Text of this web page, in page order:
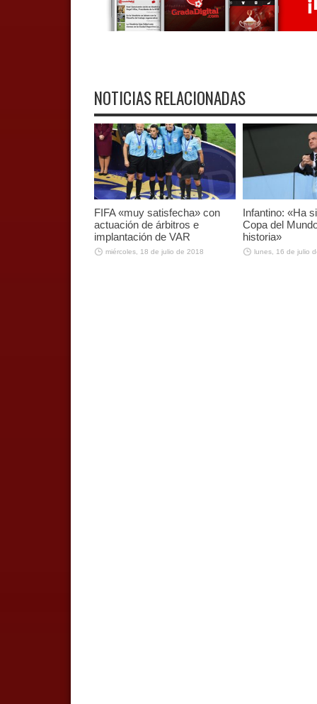
NOTICIAS RELACIONADAS
FIFA «muy satisfecha» con
actuación de árbitros e
implantación de VAR
miércoles, 18 de julio de 2018
Infantino: «Ha
Copa del
historia»
lunes, 16 de julio